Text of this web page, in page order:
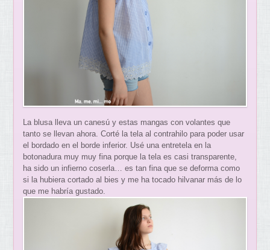
La blusa lleva un canesú y estas mangas con volantes que
tanto se llevan ahora. Corté la tela al contrahilo para poder usar
el bordado en el borde inferior. Usé una entretela en la
botonadura muy muy fina porque la tela es casi transparente,
ha sido un infierno coserla… es tan fina que se deforma como
si la hubiera cortado al bies y me ha tocado hilvanar más de lo
que me habría gustado.